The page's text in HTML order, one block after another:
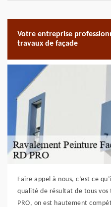
Votre entreprise
travaux de façade
Faire appel à nous, c’est ce
qualité de résultat de tous vos
PRO, on est hautement